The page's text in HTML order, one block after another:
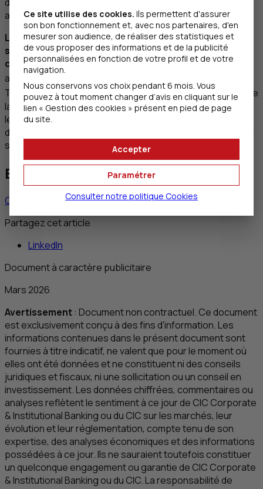
allemand à +0,3% en glissement trimestriel au T4-2025).
Le constat est similaire en Asie, où les indices
subissent des prises de bénéfices depuis le début du
conflit, abandonnant tout ou partie de la performance
accumulée en février (depuis le 1
Topix7: +1,9% ; Kospi8: -2,5%). Notons enfin, au Japon, que
la Première ministre S. Takaichi a remporté les élections
législatives avec une majorité des deux tiers à la Chambre
des représentants. Ainsi, malgré une forte volatilité, le yen
s’est malgré tout renforcé de +1,7% face au dollar.
Besoin de nous contacter ?
Contacter un banquier privé
Partagez cet article
LinkedIn
Document à caractère publicitaire
Mars 2026
Avertissement : Document non contractuel. Ce document
est exclusivement conçu à des fins d'information. Les
informations contenues dans le présent document sont
fournies à titre indicatif, ne valent que pour le moment où
elles ont été données et ne constituent ni des conseils
juridiques et fiscaux, ni une sollicitation ou un conseil en
investissement. Les données chiffrées, commentaires ou
analyses reflètent le sentiment à ce jour de CIC Corporate
& Institutional Banking ou du CIC sur les marchés, leur
évolution et leur réglementation, compte tenu de son
expertise, des analyses économiques et des informations
possédées à ce jour. Ils ne sauraient toutefois constituer
un quelconque engagement ou garantie de CIC Corporate
& Institutional Banking ou du CIC. La responsabilité de
Ce site utilise des cookies. Ils permettent d'assurer
son bon fonctionnement et, avec nos partenaires, d'en
mesurer son audience, de réaliser des statistiques et
de vous proposer des informations et de la publicité
personnalisées en fonction de votre profil et de votre
navigation.
Nous conservons vos choix pendant 6 mois. Vous
pouvez à tout moment changer d’avis en cliquant sur le
lien « Gestion des cookies » présent en pied de page
du site.
Accepter
Paramétrer
Consulter notre politique Cookies